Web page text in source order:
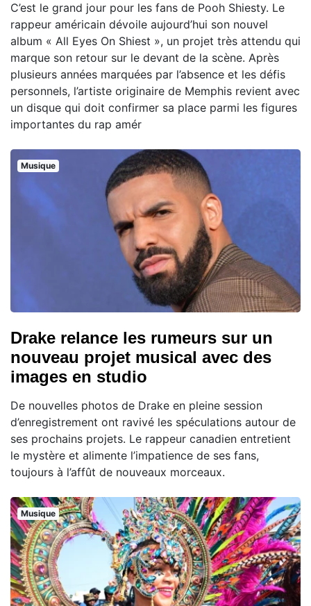
C’est le grand jour pour les fans de Pooh Shiesty. Le
rappeur américain dévoile aujourd’hui son nouvel
album « All Eyes On Shiest », un projet très attendu qui
marque son retour sur le devant de la scène. Après
plusieurs années marquées par l’absence et les défis
personnels, l’artiste originaire de Memphis revient avec
un disque qui doit confirmer sa place parmi les figures
importantes du rap amér
Musique
Drake relance les rumeurs sur un
nouveau projet musical avec des
images en studio
De nouvelles photos de Drake en pleine session
d’enregistrement ont ravivé les spéculations autour de
ses prochains projets. Le rappeur canadien entretient
le mystère et alimente l’impatience de ses fans,
toujours à l’affût de nouveaux morceaux.
Musique